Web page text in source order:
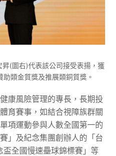
(圖右)代表該公司接受表揚，獲
類金質獎及推展類銅質獎。
康風險管理的專長，長期投
育賽事，如結合視障族群關
項運動參與人數全國第一的
」及紀念集團創辦人的「台
全國慢速壘球錦標賽」等